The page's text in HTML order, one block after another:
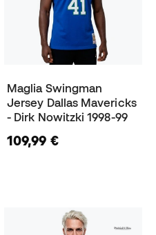
Maglia Swingman
Jersey Dallas Mavericks
- Dirk Nowitzki 1998-99
109,99 €